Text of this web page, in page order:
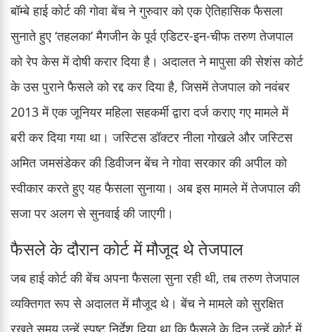
बॉम्बे हाई कोर्ट की गोवा बेंच ने गुरुवार को एक ऐतिहासिक फैसला
सुनाते हुए ‘तहलका’ मैगजीन के पूर्व एडिटर-इन-चीफ तरुण तेजपाल
को रेप केस में दोषी करार दिया है। अदालत ने मापुसा की सेशंस कोर्ट
के उस पुराने फैसले को रद्द कर दिया है, जिसमें तेजपाल को नवंबर
2013 में एक जूनियर महिला सहकर्मी द्वारा दर्ज कराए गए मामले में
बरी कर दिया गया था। जस्टिस डॉक्टर नीला गोखले और जस्टिस
अमित जमसंडेकर की डिवीजन बेंच ने गोवा सरकार की अपील को
स्वीकार करते हुए यह फैसला सुनाया। अब इस मामले में तेजपाल की
सजा पर अलग से सुनवाई की जाएगी।
फैसले के दौरान कोर्ट में मौजूद थे तेजपाल
जब हाई कोर्ट की बेंच अपना फैसला सुना रही थी, तब तरुण तेजपाल
व्यक्तिगत रूप से अदालत में मौजूद थे। बेंच ने मामले को सुरक्षित
रखते समय उन्हें स्पष्ट निर्देश दिया था कि फैसले के दिन उन्हें कोर्ट में